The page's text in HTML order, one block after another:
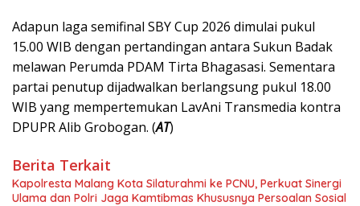
Adapun laga semifinal SBY Cup 2026 dimulai pukul
15.00 WIB dengan pertandingan antara Sukun Badak
melawan Perumda PDAM Tirta Bhagasasi. Sementara
partai penutup dijadwalkan berlangsung pukul 18.00
WIB yang mempertemukan LavAni Transmedia kontra
DPUPR Alib Grobogan. (AT)
Berita Terkait
Kapolresta Malang Kota Silaturahmi ke PCNU, Perkuat Sinergi
Ulama dan Polri Jaga Kamtibmas Khususnya Persoalan Sosial